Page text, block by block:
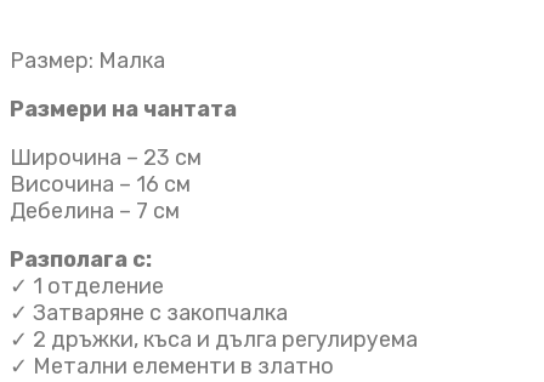
Размер: Малка
Размери на чантата
Широчина – 23 см
Височина – 16 см
Дебелина – 7 см
Разполага с:
✓ 1 отделениe
✓ Затваряне с закопчалка
✓ 2 дръжки, къса и дълга регулируема
✓ Метални елементи в златно